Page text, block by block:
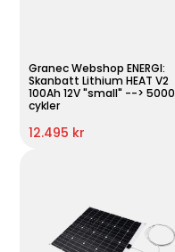
Granec Webshop ENERGI:
Skanbatt Lithium HEAT V2
100Ah 12V "small" --> 5000
cykler
12.495 kr